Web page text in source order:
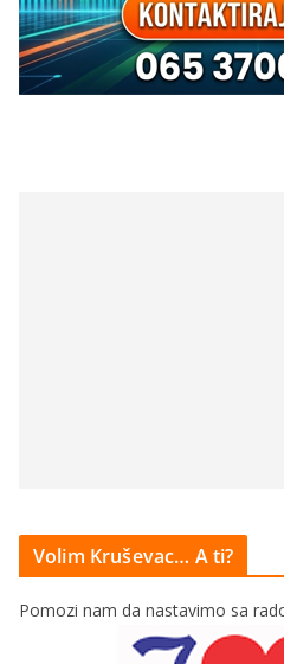
Volim Kruševac… A ti?
Pomozi nam da nastavimo sa